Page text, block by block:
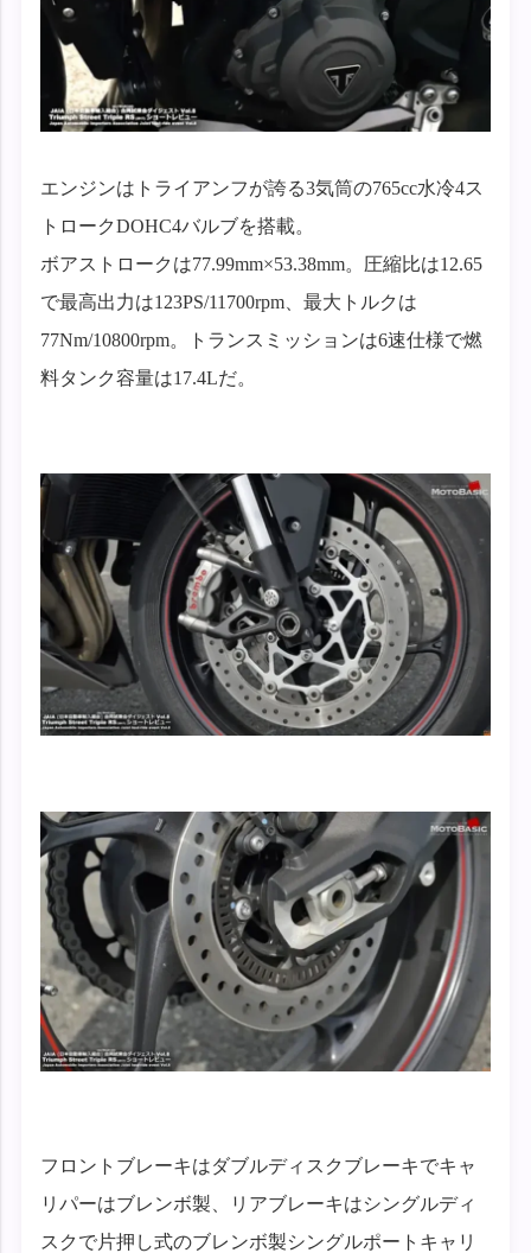
エンジンはトライアンフが誇る3気筒の765cc水冷4ス
トロークDOHC4バルブを搭載。
ボアストロークは77.99mm×53.38mm。圧縮比は12.65
で最高出力は123PS/11700rpm、最大トルクは
77Nm/10800rpm。トランスミッションは6速仕様で燃
料タンク容量は17.4Lだ。
フロントブレーキはダブルディスクブレーキでキャ
リパーはブレンボ製、リアブレーキはシングルディ
スクで片押し式のブレンボ製シングルポートキャリ